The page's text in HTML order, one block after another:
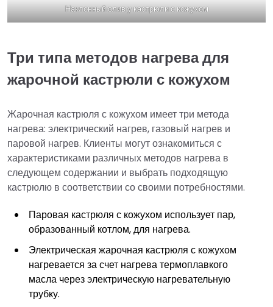
Наклонный слив у кастрюли с кожухом
Три типа методов нагрева для
жарочной кастрюли с кожухом
Жарочная кастрюля с кожухом имеет три метода
нагрева: электрический нагрев, газовый нагрев и
паровой нагрев. Клиенты могут ознакомиться с
характеристиками различных методов нагрева в
следующем содержании и выбрать подходящую
кастрюлю в соответствии со своими потребностями.
Паровая кастрюля с кожухом использует пар,
образованный котлом, для нагрева.
Электрическая жарочная кастрюля с кожухом
нагревается за счет нагрева термоплавкого
масла через электрическую нагревательную
трубку.